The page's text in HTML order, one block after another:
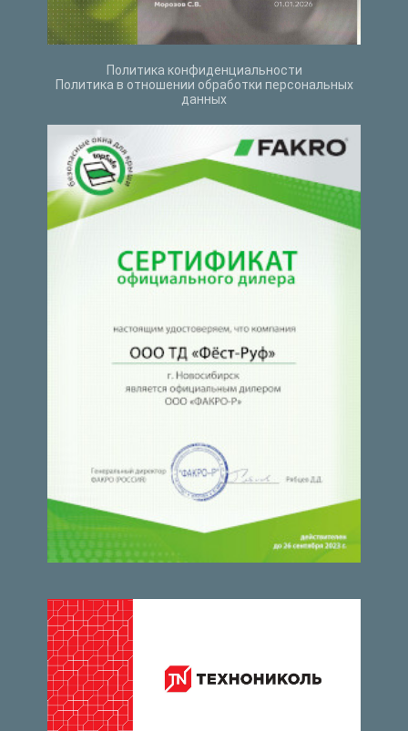
Политика конфиденциальности
Политика в отношении обработки персональных
данных